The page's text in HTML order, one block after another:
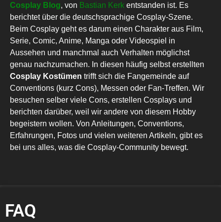
Cosplay Blog, von Bastian Kerk entstanden ist. Es
berichtet über die deutschsprachige Cosplay-Szene.
Beim Cosplay geht es darum einen Charakter aus Film,
Serie, Comic, Anime, Manga oder Videospiel in
Aussehen und manchmal auch Verhalten möglichst
genau nachzumachen. In diesen häufig selbst erstellten
Cosplay Kostümen trifft sich die Fangemeinde auf
Conventions (kurz Cons), Messen oder Fan-Treffen. Wir
besuchen selber viele Cons, erstellen Cosplays und
berichten darüber, weil wir andere von diesem Hobby
begeistern wollen. Von Anleitungen, Conventions,
Erfahrungen, Fotos und vielen weiteren Artikeln, gibt es
bei uns alles, was die Cosplay-Community bewegt.
FAQ